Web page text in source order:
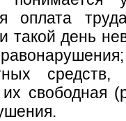
оплата
такой день
свободная